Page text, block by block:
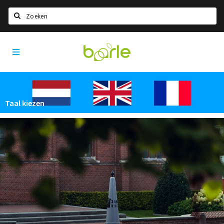
Home
Informatie
Over Baarle
Geschiedenis
Visit Baarle Shop
Enclavebon
Nieuws
Agenda
Deals
Visit
Baarle
Taal kiezen